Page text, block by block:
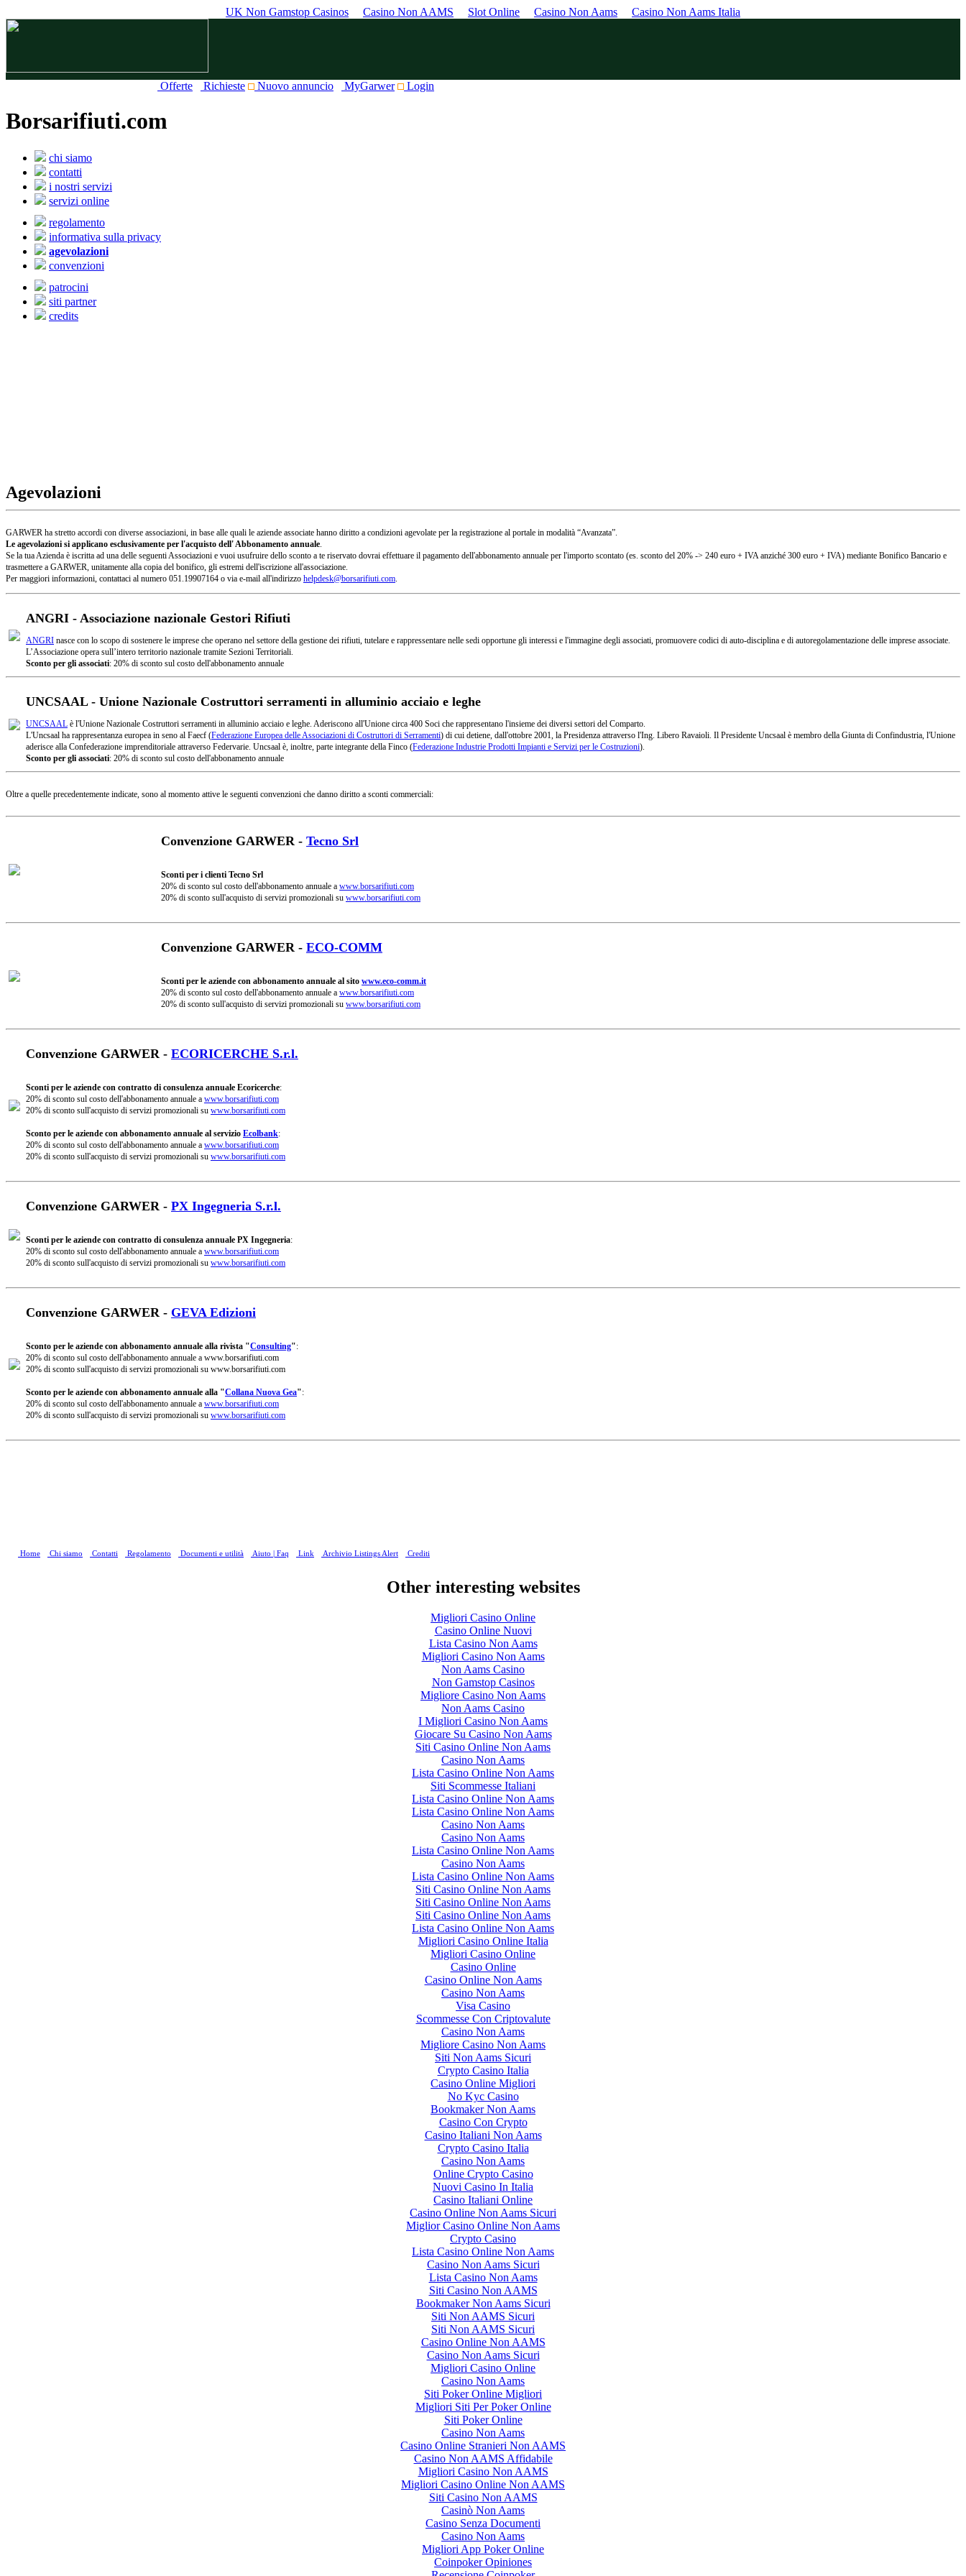
UK Non Gamstop Casinos Casino Non AAMS Slot Online Casino Non Aams Casino Non Aams Italia
Offerte Richieste Nuovo annuncio MyGarwer Login
Borsarifiuti.com
chi siamo
contatti
i nostri servizi
servizi online
regolamento
informativa sulla privacy
agevolazioni
convenzioni
patrocini
siti partner
credits
Agevolazioni
GARWER ha stretto accordi con diverse associazioni, in base alle quali le aziende associate hanno diritto a condizioni agevolate per la registrazione al portale in modalità “Avanzata”.
Le agevolazioni si applicano esclusivamente per l'acquisto dell' Abbonamento annuale.
Se la tua Azienda è iscritta ad una delle seguenti Associazioni e vuoi usufruire dello sconto a te riservato dovrai effettuare il pagamento dell'abbonamento annuale per l'importo scontato (es. sconto del 20% -> 240 euro + IVA anziché 300 euro + IVA) mediante Bonifico Bancario e
trasmettere a GARWER, unitamente alla copia del bonifico, gli estremi dell'iscrizione all'associazione.
Per maggiori informazioni, contattaci al numero 051.19907164 o via e-mail all'indirizzo helpdesk@borsarifiuti.com.
ANGRI - Associazione nazionale Gestori Rifiuti
ANGRI nasce con lo scopo di sostenere le imprese che operano nel settore della gestione dei rifiuti, tutelare e rappressentare nelle sedi opportune gli interessi e l'immagine degli associati, promuovere codici di auto-disciplina e di autoregolamentazione delle imprese associate.
L’Associazione opera sull’intero territorio nazionale tramite Sezioni Territoriali.
Sconto per gli associati: 20% di sconto sul costo dell'abbonamento annuale
UNCSAAL - Unione Nazionale Costruttori serramenti in alluminio acciaio e leghe
UNCSAAL è l'Unione Nazionale Costruttori serramenti in alluminio acciaio e leghe. Aderiscono all'Unione circa 400 Soci che rappresentano l'insieme dei diversi settori del Comparto.
L'Uncsaal ha rappresentanza europea in seno al Faecf (Federazione Europea delle Associazioni di Costruttori di Serramenti) di cui detiene, dall'ottobre 2001, la Presidenza attraverso l'Ing. Libero Ravaioli. Il Presidente Uncsaal è membro della Giunta di Confindustria, l'Unione
aderisce alla Confederazione imprenditoriale attraverso Federvarie. Uncsaal è, inoltre, parte integrante della Finco (Federazione Industrie Prodotti Impianti e Servizi per le Costruzioni).
Sconto per gli associati: 20% di sconto sul costo dell'abbonamento annuale
Oltre a quelle precedentemente indicate, sono al momento attive le seguenti convenzioni che danno diritto a sconti commerciali:
Convenzione GARWER - Tecno Srl
Sconti per i clienti Tecno Srl
20% di sconto sul costo dell'abbonamento annuale a www.borsarifiuti.com
20% di sconto sull'acquisto di servizi promozionali su www.borsarifiuti.com
Convenzione GARWER - ECO-COMM
Sconti per le aziende con abbonamento annuale al sito www.eco-comm.it
20% di sconto sul costo dell'abbonamento annuale a www.borsarifiuti.com
20% di sconto sull'acquisto di servizi promozionali su www.borsarifiuti.com
Convenzione GARWER - ECORICERCHE S.r.l.
Sconti per le aziende con contratto di consulenza annuale Ecoricerche:
20% di sconto sul costo dell'abbonamento annuale a www.borsarifiuti.com
20% di sconto sull'acquisto di servizi promozionali su www.borsarifiuti.com
Sconto per le aziende con abbonamento annuale al servizio Ecolbank:
20% di sconto sul costo dell'abbonamento annuale a www.borsarifiuti.com
20% di sconto sull'acquisto di servizi promozionali su www.borsarifiuti.com
Convenzione GARWER - PX Ingegneria S.r.l.
Sconti per le aziende con contratto di consulenza annuale PX Ingegneria:
20% di sconto sul costo dell'abbonamento annuale a www.borsarifiuti.com
20% di sconto sull'acquisto di servizi promozionali su www.borsarifiuti.com
Convenzione GARWER - GEVA Edizioni
Sconto per le aziende con abbonamento annuale alla rivista "Consulting":
20% di sconto sul costo dell'abbonamento annuale a www.borsarifiuti.com
20% di sconto sull'acquisto di servizi promozionali su www.borsarifiuti.com
Sconto per le aziende con abbonamento annuale alla "Collana Nuova Gea":
20% di sconto sul costo dell'abbonamento annuale a www.borsarifiuti.com
20% di sconto sull'acquisto di servizi promozionali su www.borsarifiuti.com
Home Chi siamo Contatti Regolamento Documenti e utilità Aiuto | Faq Link Archivio Listings Alert Crediti
Other interesting websites
Migliori Casino Online
Casino Online Nuovi
Lista Casino Non Aams
Migliori Casino Non Aams
Non Aams Casino
Non Gamstop Casinos
Migliore Casino Non Aams
Non Aams Casino
I Migliori Casino Non Aams
Giocare Su Casino Non Aams
Siti Casino Online Non Aams
Casino Non Aams
Lista Casino Online Non Aams
Siti Scommesse Italiani
Lista Casino Online Non Aams
Lista Casino Online Non Aams
Casino Non Aams
Casino Non Aams
Lista Casino Online Non Aams
Casino Non Aams
Lista Casino Online Non Aams
Siti Casino Online Non Aams
Siti Casino Online Non Aams
Siti Casino Online Non Aams
Lista Casino Online Non Aams
Migliori Casino Online Italia
Migliori Casino Online
Casino Online
Casino Online Non Aams
Casino Non Aams
Visa Casino
Scommesse Con Criptovalute
Casino Non Aams
Migliore Casino Non Aams
Siti Non Aams Sicuri
Crypto Casino Italia
Casino Online Migliori
No Kyc Casino
Bookmaker Non Aams
Casino Con Crypto
Casino Italiani Non Aams
Crypto Casino Italia
Casino Non Aams
Online Crypto Casino
Nuovi Casino In Italia
Casino Italiani Online
Casino Online Non Aams Sicuri
Miglior Casino Online Non Aams
Crypto Casino
Lista Casino Online Non Aams
Casino Non Aams Sicuri
Lista Casino Non Aams
Siti Casino Non AAMS
Bookmaker Non Aams Sicuri
Siti Non AAMS Sicuri
Siti Non AAMS Sicuri
Casino Online Non AAMS
Casino Non Aams Sicuri
Migliori Casino Online
Casino Non Aams
Siti Poker Online Migliori
Migliori Siti Per Poker Online
Siti Poker Online
Casino Non Aams
Casino Online Stranieri Non AAMS
Casino Non AAMS Affidabile
Migliori Casino Non AAMS
Migliori Casino Online Non AAMS
Siti Casino Non AAMS
Casinò Non Aams
Casino Senza Documenti
Casino Non Aams
Migliori App Poker Online
Coinpoker Opiniones